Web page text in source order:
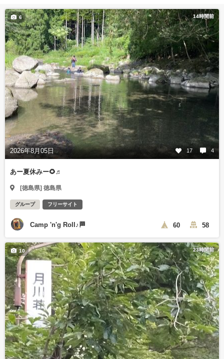
14時間前
2026年8月05日 17 4
6
あー夏休みー🌻♬
[徳島県] 徳島県
グループ フリーサイト
Camp 'n'g Roll♪🏁 60 58
23時間前
10